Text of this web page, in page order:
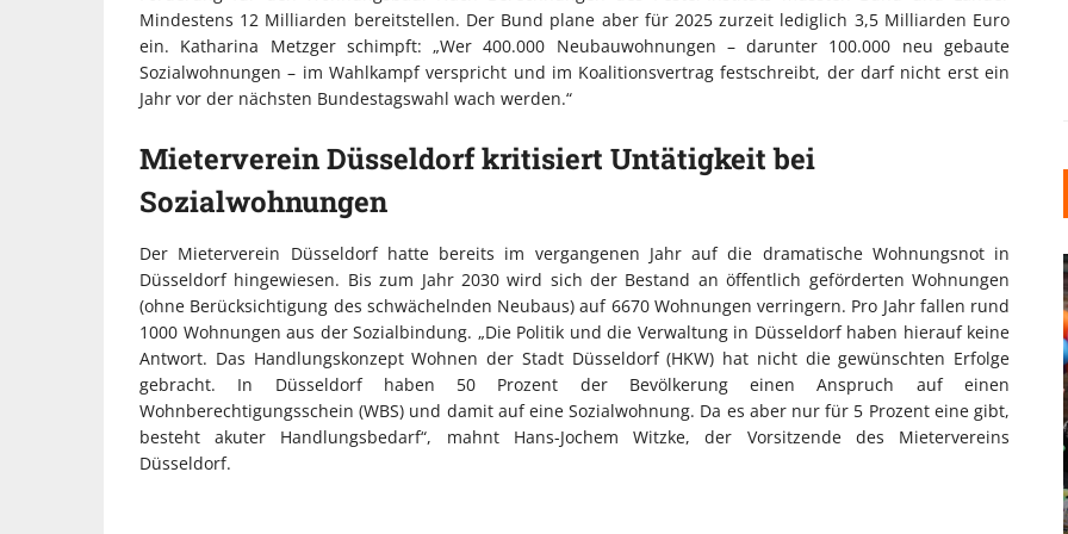
Mindestens 12 Milliarden bereitstellen. Der Bund plane aber für 2025 zurzeit lediglich 3,5 Milliarden Euro
ein. Katharina Metzger schimpft: „Wer 400.000 Neubauwohnungen – darunter 100.000 neu gebaute
Sozialwohnungen – im Wahlkampf verspricht und im Koalitionsvertrag festschreibt, der darf nicht erst ein
Jahr vor der nächsten Bundestagswahl wach werden.“
Mieterverein Düsseldorf kritisiert Untätigkeit bei
Sozialwohnungen
Der Mieterverein Düsseldorf hatte bereits im vergangenen Jahr auf die dramatische Wohnungsnot in
Düsseldorf hingewiesen. Bis zum Jahr 2030 wird sich der Bestand an öffentlich geförderten Wohnungen
(ohne Berücksichtigung des schwächelnden Neubaus) auf 6670 Wohnungen verringern. Pro Jahr fallen rund
1000 Wohnungen aus der Sozialbindung. „Die Politik und die Verwaltung in Düsseldorf haben hierauf keine
Antwort. Das Handlungskonzept Wohnen der Stadt Düsseldorf (HKW) hat nicht die gewünschten Erfolge
gebracht. In Düsseldorf haben 50 Prozent der Bevölkerung einen Anspruch auf einen
Wohnberechtigungsschein (WBS) und damit auf eine Sozialwohnung. Da es aber nur für 5 Prozent eine gibt,
besteht akuter Handlungsbedarf“, mahnt Hans-Jochem Witzke, der Vorsitzende des Mietervereins
Düsseldorf.
INDUSTRIELLER CHIC: WIE